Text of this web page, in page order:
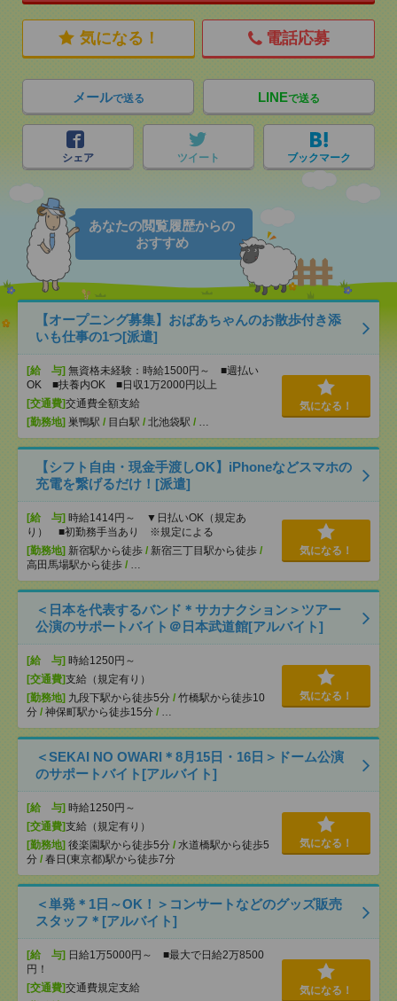
気になる！ 電話応募
メールで送る LINEで送る
シェア ツイート ブックマーク
あなたの閲覧履歴からの
おすすめ
【オープニング募集】おばあちゃんのお散歩付き添
いも仕事の1つ[派遣]
[給 与] 無資格未経験：時給1500円～ ■週払い
OK ■扶養内OK ■日収1万2000円以上
[交通費]交通費全額支給
[勤務地] 巣鴨駅 / 目白駅 / 北池袋駅 / …
気になる！
【シフト自由・現金手渡しOK】iPhoneなどスマホの
充電を繋げるだけ！[派遣]
[給 与] 時給1414円～ ▼日払いOK（規定あ
り） ■初勤務手当あり ※規定による
[勤務地] 新宿駅から徒歩 / 新宿三丁目駅から徒歩 /
高田馬場駅から徒歩 / …
気になる！
＜日本を代表するバンド＊サカナクション＞ツアー
公演のサポートバイト＠日本武道館[アルバイト]
[給 与] 時給1250円～
[交通費]支給（規定有り）
[勤務地] 九段下駅から徒歩5分 / 竹橋駅から徒歩10
分 / 神保町駅から徒歩15分 / …
気になる！
＜SEKAI NO OWARI＊8月15日・16日＞ドーム公演
のサポートバイト[アルバイト]
[給 与] 時給1250円～
[交通費]支給（規定有り）
[勤務地] 後楽園駅から徒歩5分 / 水道橋駅から徒歩5
分 / 春日(東京都)駅から徒歩7分
気になる！
＜単発＊1日～OK！＞コンサートなどのグッズ販売
スタッフ＊[アルバイト]
[給 与] 日給1万5000円～ ■最大で日給2万8500
円！
[交通費]交通費規定支給
気になる！